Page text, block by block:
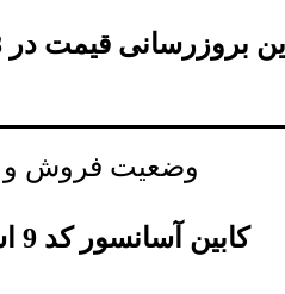
بروزرسانی قیمت در 28 اردیبهشت 1405 است.
وضعیت فروش و
کابین آسانسور کد 9 استیل موجود است.